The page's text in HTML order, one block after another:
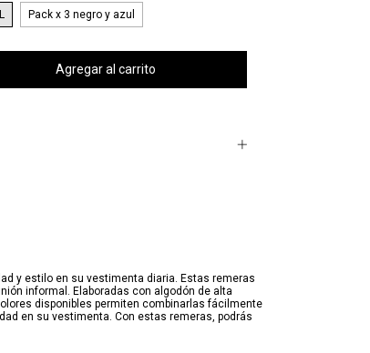
Pack x 3 negro y azul
y estilo en su vestimenta diaria. Estas remeras
informal. Elaboradas con algodón de alta
disponibles permiten combinarlas fácilmente
en su vestimenta. Con estas remeras, podrás